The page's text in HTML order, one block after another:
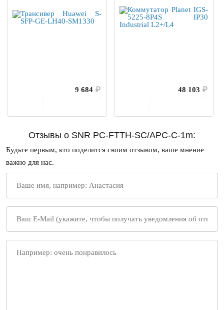
9 684 ₽
48 103 ₽
Отзывы о SNR PC-FTTH-SC/APC-C-1m:
Будьте первым, кто поделится своим отзывом, ваше мнение
важно для нас.